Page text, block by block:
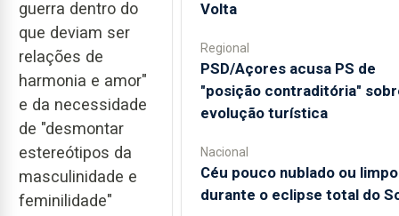
guerra dentro do
que deviam ser
relações de
harmonia e amor"
e da necessidade
de "desmontar
estereótipos da
masculinidade e
feminilidade"
Volta
Regional
PSD/Açores acusa PS de
"posição contraditória"
evolução turística
Nacional
Céu pouco nublado ou limpo
durante o eclipse total do